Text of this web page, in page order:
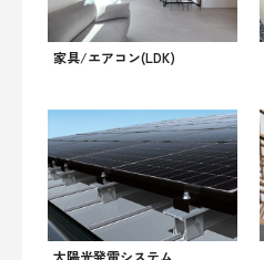
家具/エアコン(LDK)